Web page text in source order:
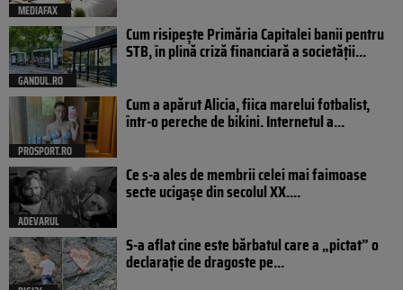
MEDIAFAX
GANDUL.RO
Cum risipește Primăria Capitalei banii pentru
STB, în plină criză financiară a societății...
PROSPORT.RO
Cum a apărut Alicia, fiica marelui fotbalist,
într-o pereche de bikini. Internetul a...
ADEVARUL
Ce s-a ales de membrii celei mai faimoase
secte ucigașe din secolul XX....
S-a aflat cine este bărbatul care a „pictat” o
declarație de dragoste pe...